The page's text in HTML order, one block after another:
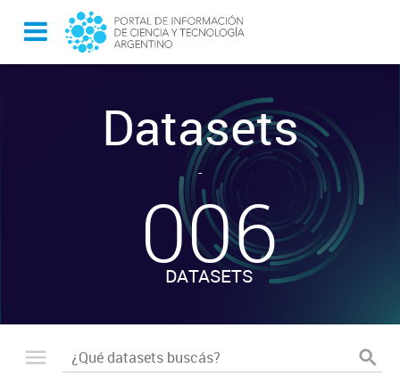
Datasets
-
006
DATASETS